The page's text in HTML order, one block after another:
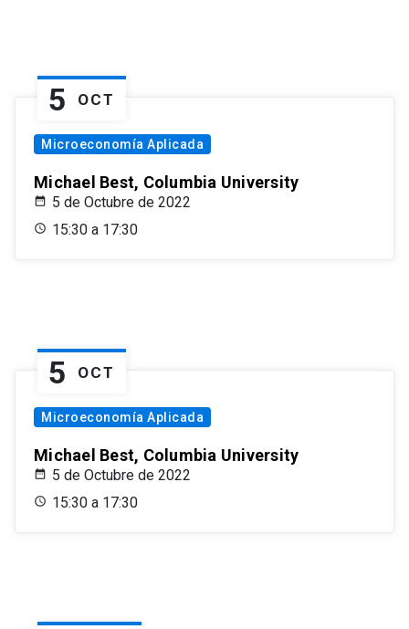
5 OCT
Microeconomía Aplicada
Michael Best, Columbia University
5 de Octubre de 2022
15:30 a 17:30
5 OCT
Microeconomía Aplicada
Michael Best, Columbia University
5 de Octubre de 2022
15:30 a 17:30